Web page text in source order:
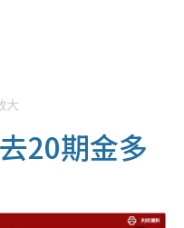
大
20期金多